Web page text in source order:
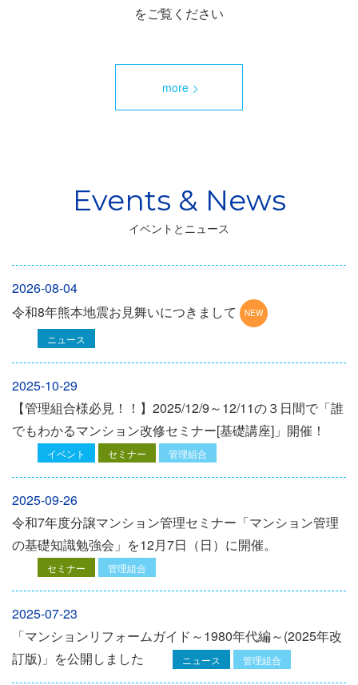
をご覧ください
more
イベントとニュース
2026-08-04
令和8年熊本地震お見舞いにつきまして
ニュース
2025-10-29
【管理組合様必見！！】2025/12/9～12/11の３日間で「誰
でもわかるマンション改修セミナー[基礎講座]」開催！
イベント セミナー 管理組合
2025-09-26
令和7年度分譲マンション管理セミナー「マンション管理
の基礎知識勉強会」を12⽉7⽇（⽇）に開催。
セミナー 管理組合
2025-07-23
「マンションリフォームガイド～1980年代編～(2025年改
訂版)」を公開しました
ニュース 管理組合